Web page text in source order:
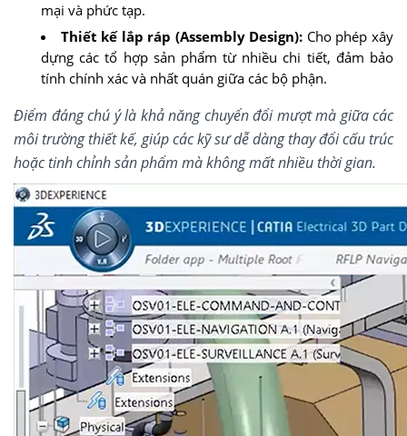
mại và phức tạp.
Thiết kế lắp ráp (Assembly Design): Cho phép xây
dựng các tổ hợp sản phẩm từ nhiều chi tiết, đảm bảo
tính chính xác và nhất quán giữa các bộ phận.
Điểm đáng chú ý là khả năng chuyển đổi mượt mà giữa các
môi trường thiết kế, giúp các kỹ sư dễ dàng thay đổi cấu trúc
hoặc tinh chỉnh sản phẩm mà không mất nhiều thời gian.